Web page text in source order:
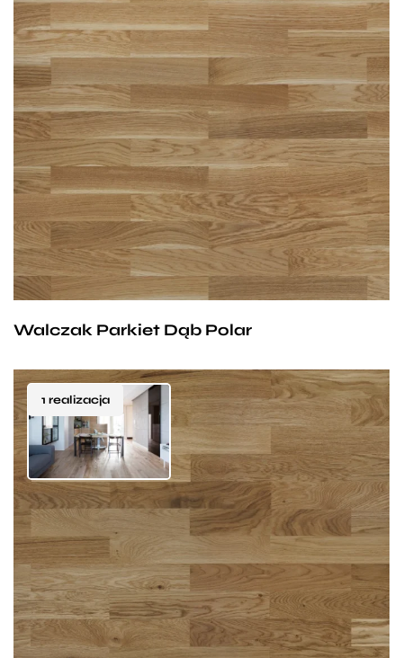
Wyraźne zabarwienia podłużne ze zdrowym bielem,
zdrowe, jasne, mocno wrośnięte sęki do średnicy 10
mm, dopuszcza się czarne sęki szpilkowe do średnicy
1 mm.
Walczak Parkiet Dąb Polar
1 realizacja
Bardzo urozmaicona struktura drewna, mocne
zabarwienia, biel, mocno wrośnięte sęki, czarne sęki
do średnicy 15 mm.